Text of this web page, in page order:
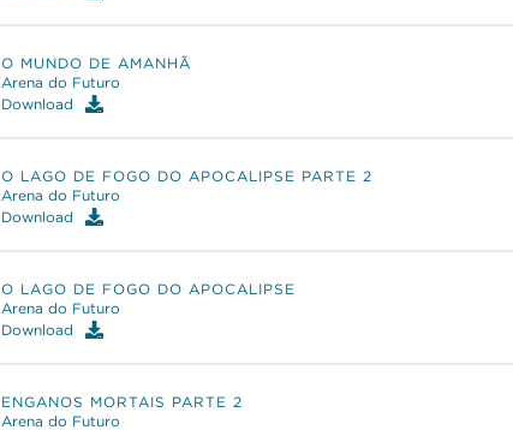
O MUNDO DE AMANHÃ
Arena do Futuro
Download
O LAGO DE FOGO DO APOCALIPSE PARTE 2
Arena do Futuro
Download
O LAGO DE FOGO DO APOCALIPSE
Arena do Futuro
Download
ENGANOS MORTAIS PARTE 2
Arena do Futuro